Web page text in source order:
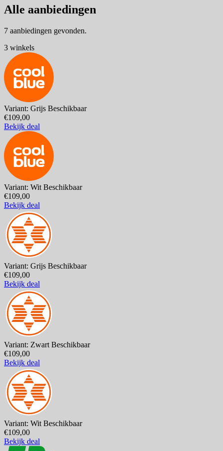
Alle aanbiedingen
7 aanbiedingen gevonden.
3 winkels
Variant: Grijs Beschikbaar
€109,00
Bekijk deal
Variant: Wit Beschikbaar
€109,00
Bekijk deal
Variant: Grijs Beschikbaar
€109,00
Bekijk deal
Variant: Zwart Beschikbaar
€109,00
Bekijk deal
Variant: Wit Beschikbaar
€109,00
Bekijk deal